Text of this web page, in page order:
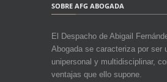
SOBRE AFG ABOGADA
El Despacho de Abigail
Abogada se caracteriza por ser
unipersonal y multidisciplinar,
ventajas que ello supone.